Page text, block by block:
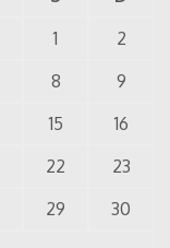
1
2
8
9
15
16
22
23
29
30